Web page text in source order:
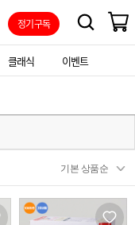
정기구독
클래식 이벤트